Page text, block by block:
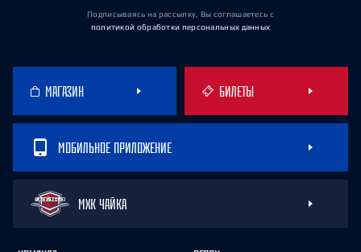
Подписываясь на рассылку, Вы соглашаетесь с
политикой обработки персональных данных
МАГАЗИН БИЛЕТЫ
МОБИЛЬНОЕ ПРИЛОЖЕНИЕ
МХК ЧАЙКА